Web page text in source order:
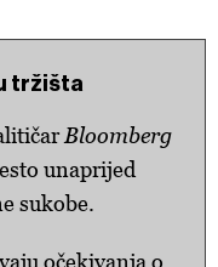
tržišta
Bloomberg
unaprijed
sukobe.
očekivanja o